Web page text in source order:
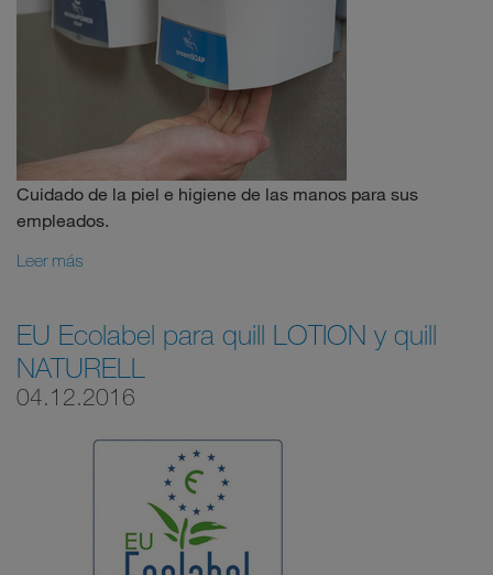
Cuidado de la piel e higiene de las manos para sus
empleados.
Leer más
EU Ecolabel para quill LOTION y quill
NATURELL
04.12.2016